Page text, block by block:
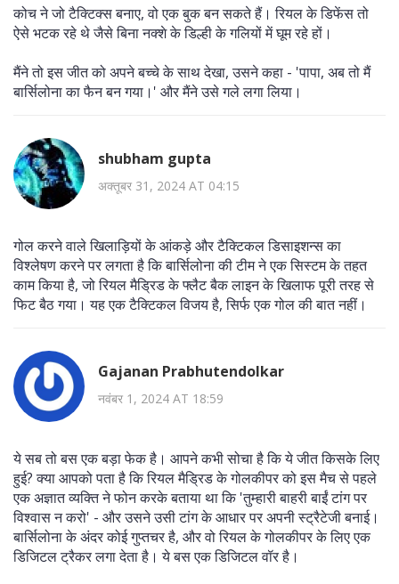
कोच ने जो टैक्टिक्स बनाए, वो एक बुक बन सकते हैं। रियल के डिफेंस तो
ऐसे भटक रहे थे जैसे बिना नक्शे के डिल्ही के गलियों में घूम रहे हों।
मैंने तो इस जीत को अपने बच्चे के साथ देखा, उसने कहा - 'पापा, अब तो मैं
बार्सिलोना का फैन बन गया।' और मैंने उसे गले लगा लिया।
shubham gupta
अक्तूबर 31, 2024 AT 04:15
गोल करने वाले खिलाड़ियों के आंकड़े और टैक्टिकल डिसाइशन्स का
विश्लेषण करने पर लगता है कि बार्सिलोना की टीम ने एक सिस्टम के तहत
काम किया है, जो रियल मैड्रिड के फ्लैट बैक लाइन के खिलाफ पूरी तरह से
फिट बैठ गया। यह एक टैक्टिकल विजय है, सिर्फ एक गोल की बात नहीं।
Gajanan Prabhutendolkar
नवंबर 1, 2024 AT 18:59
ये सब तो बस एक बड़ा फेक है। आपने कभी सोचा है कि ये जीत किसके लिए
हुई? क्या आपको पता है कि रियल मैड्रिड के गोलकीपर को इस मैच से पहले
एक अज्ञात व्यक्ति ने फोन करके बताया था कि 'तुम्हारी बाहरी बाईं टांग पर
विश्वास न करो' - और उसने उसी टांग के आधार पर अपनी स्ट्रैटेजी बनाई।
बार्सिलोना के अंदर कोई गुप्तचर है, और वो रियल के गोलकीपर के लिए एक
डिजिटल ट्रैकर लगा देता है। ये बस एक डिजिटल वॉर है।